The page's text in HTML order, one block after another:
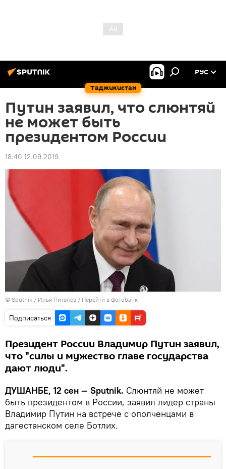
Таджикистан
РУС
Путин заявил, что слюнтяй
не может быть
президентом России
18:40 12.09.2019
© Sputnik / Илья Питалев / Перейти в фотобанк
Подписаться
Президент России Владимир Путин заявил,
что "силы и мужество главе государства
дают люди".
ДУШАНБЕ, 12 сен — Sputnik. Слюнтяй не может
быть президентом в России, заявил лидер страны
Владимир Путин на встрече с ополченцами в
дагестанском селе Ботлих.